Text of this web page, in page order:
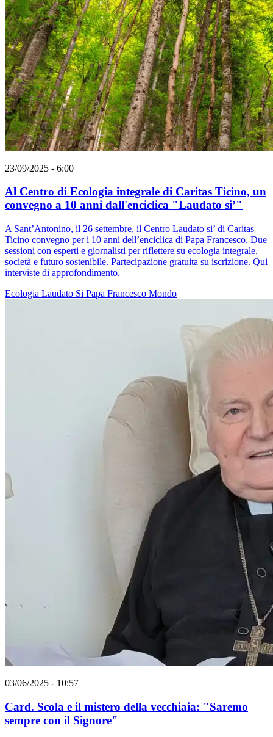
23/09/2025 - 6:00
Al Centro di Ecologia integrale di Caritas Ticino, un
convegno a 10 anni dall'enciclica "Laudato si’"
A Sant’Antonino, il 26 settembre, il Centro Laudato si’ di Caritas
Ticino convegno per i 10 anni dell’enciclica di Papa Francesco. Due
sessioni con esperti e giornalisti per riflettere su ecologia integrale,
società e futuro sostenibile. Partecipazione gratuita su iscrizione. Qui
interviste di approfondimento.
Ecologia Laudato Si Papa Francesco Mondo
03/06/2025 - 10:57
Card. Scola e il mistero della vecchiaia: "Saremo
sempre con il Signore"